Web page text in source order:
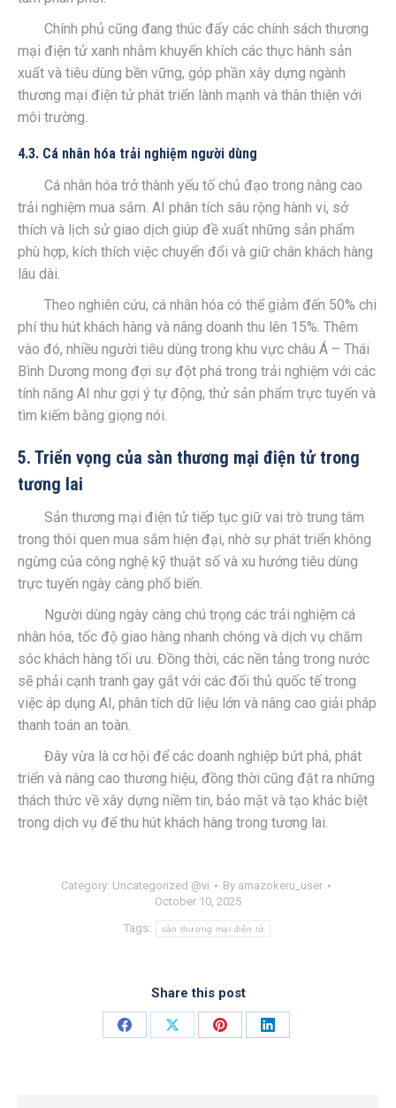
Chính phủ cũng đang thúc đẩy các chính sách thương
mại điện tử xanh nhằm khuyến khích các thực hành sản
xuất và tiêu dùng bền vững, góp phần xây dựng ngành
thương mại điện tử phát triển lành mạnh và thân thiện với
môi trường.
4.3. Cá nhân hóa trải nghiệm người dùng
Cá nhân hóa trở thành yếu tố chủ đạo trong nâng cao
trải nghiệm mua sắm. AI phân tích sâu rộng hành vi, sở
thích và lịch sử giao dịch giúp đề xuất những sản phẩm
phù hợp, kích thích việc chuyển đổi và giữ chân khách hàng
lâu dài.
Theo nghiên cứu, cá nhân hóa có thể giảm đến 50% chi
phí thu hút khách hàng và nâng doanh thu lên 15%. Thêm
vào đó, nhiều người tiêu dùng trong khu vực châu Á – Thái
Bình Dương mong đợi sự đột phá trong trải nghiệm với các
tính năng AI như gợi ý tự động, thử sản phẩm trực tuyến và
tìm kiếm bằng giọng nói.
5. Triển vọng của sàn thương mại điện tử trong
tương lai
Sản thương mại điện tử tiếp tục giữ vai trò trung tâm
trong thói quen mua sắm hiện đại, nhờ sự phát triển không
ngừng của công nghệ kỹ thuật số và xu hướng tiêu dùng
trực tuyến ngày càng phổ biến.
Người dùng ngày càng chú trọng các trải nghiệm cá
nhân hóa, tốc độ giao hàng nhanh chóng và dịch vụ chăm
sóc khách hàng tối ưu. Đồng thời, các nền tảng trong nước
sẽ phải cạnh tranh gay gắt với các đối thủ quốc tế trong
việc áp dụng AI, phân tích dữ liệu lớn và nâng cao giải pháp
thanh toán an toàn.
Đây vừa là cơ hội để các doanh nghiệp bứt phá, phát
triển và nâng cao thương hiệu, đồng thời cũng đặt ra những
thách thức về xây dựng niềm tin, bảo mật và tạo khác biệt
trong dịch vụ để thu hút khách hàng trong tương lai.
Category: Uncategorized @vi By amazokeru_user
October 10, 2025
Tags: sàn thương mại điện tử
Share this post
Share
Share
Share
Share